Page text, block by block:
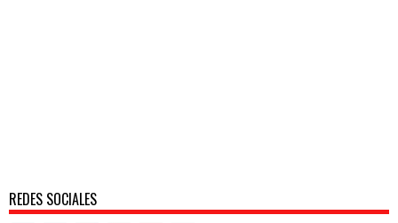
REDES SOCIALES